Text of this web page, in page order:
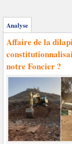
Analyse
Affaire de la
notre Foncier ?